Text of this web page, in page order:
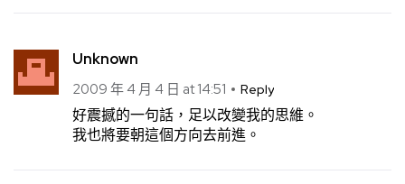
Unknown
2009 年 4 月 4 日 at 14:51 Reply
好震撼的一句話，足以改變我的思維。
我也將要朝這個方向去前進。